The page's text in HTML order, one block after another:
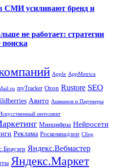
СМИ усиливают бренд и
не работает: стратегии
Apple AppMetrica
myTracker Ozon Rustore SEO
Авито Ашманов и Партнеры
интеллект
Минцифры Нейросети
Реклама Роскомнадзор Сбер
Яндекс.Вебмастер
Яндекс.Маркет